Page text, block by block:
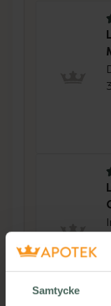
Samtycke